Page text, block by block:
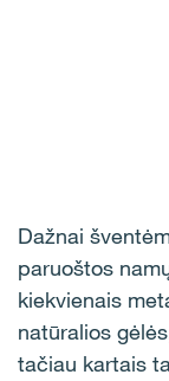
Dažnai
paruoštos
kiekvienais
natūralios
tačiau kartais